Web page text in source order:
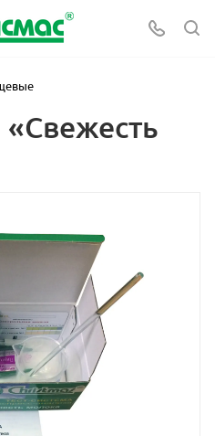
«Свежесть